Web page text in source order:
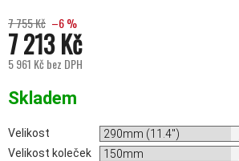
7 755 Kč –6 %
7 213 Kč
5 961 Kč bez DPH
Skladem
Velikost
Velikost koleček